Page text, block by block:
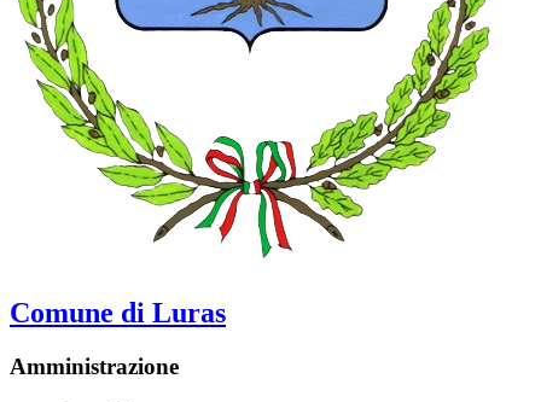
Comune di Luras
Amministrazione